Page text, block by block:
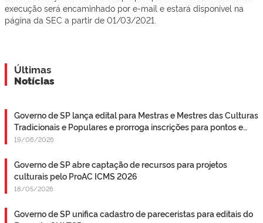
execução será encaminhado por e-mail e estará disponível na
página da SEC a partir de 01/03/2021.
Últimas
Notícias
Governo de SP lança edital para Mestras e Mestres das Culturas
Tradicionais e Populares e prorroga inscrições para pontos e
pontões de cultura
19/06/2026
Governo de SP abre captação de recursos para projetos
culturais pelo ProAC ICMS 2026
18/05/2026
Governo de SP unifica cadastro de pareceristas para editais do